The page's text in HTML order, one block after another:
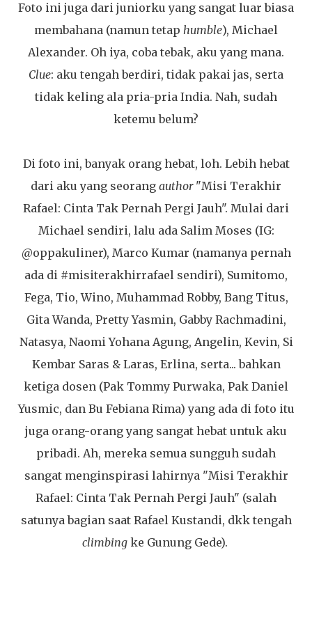
Foto ini juga dari juniorku yang sangat luar biasa
membahana (namun tetap humble), Michael
Alexander. Oh iya, coba tebak, aku yang mana.
Clue: aku tengah berdiri, tidak pakai jas, serta
tidak keling ala pria-pria India. Nah, sudah
ketemu belum?
Di foto ini, banyak orang hebat, loh. Lebih hebat
dari aku yang seorang author"Misi Terakhir
Rafael: Cinta Tak Pernah Pergi Jauh". Mulai dari
Michael sendiri, lalu ada Salim Moses (IG:
@oppakuliner), Marco Kumar (namanya pernah
ada di #misiterakhirrafael sendiri), Sumitomo,
Fega, Tio, Wino, Muhammad Robby, Bang Titus,
Gita Wanda, Pretty Yasmin, Gabby Rachmadini,
Natasya, Naomi Yohana Agung, Angelin, Kevin, Si
Kembar Saras & Laras, Erlina, serta... bahkan
ketiga dosen (Pak Tommy Purwaka, Pak Daniel
Yusmic, dan Bu Febiana Rima) yang ada di foto itu
juga orang-orang yang sangat hebat untuk aku
pribadi. Ah, mereka semua sungguh sudah
sangat menginspirasi lahirnya "Misi Terakhir
Rafael: Cinta Tak Pernah Pergi Jauh" (salah
satunya bagian saat Rafael Kustandi, dkk tengah
climbingke Gunung Gede).